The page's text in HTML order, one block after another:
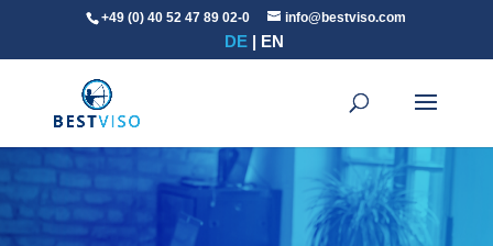
+49 (0) 40 52 47 89 02-0 info@bestviso.com
DE EN